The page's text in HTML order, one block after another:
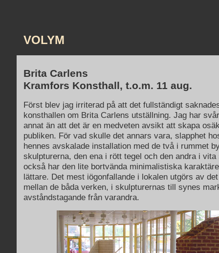
VOLYM
Brita Carlens
Kramfors Konsthall, t.o.m. 11 aug.
Först blev jag irriterad på att det fullständigt
konsthallen om Brita Carlens utställning. Jag har
annat än att det är en medveten avsikt att skapa
publiken. För vad skulle det annars vara, slapphet
hennes avskalade installation med de två i rummet
skulpturerna, den ena i rött tegel och den andra i
också har den lite bortvända minimalistiska
lättare. Det mest iögonfallande i lokalen utgörs av
mellan de båda verken, i skulpturernas till synes
avståndstagande från varandra.